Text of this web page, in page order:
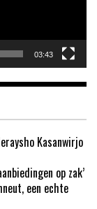
03:43
Kasanwirjo
op zak’
een echte